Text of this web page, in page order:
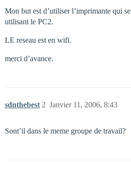
Mon but est d’utiliser l’imprimante qui
utilisant le PC2.
LE reseau est en wifi.
merci d’avance.
sdnthebest Janvier 11, 2006, 8:43
2
Sont’il dans le meme groupe de travail?